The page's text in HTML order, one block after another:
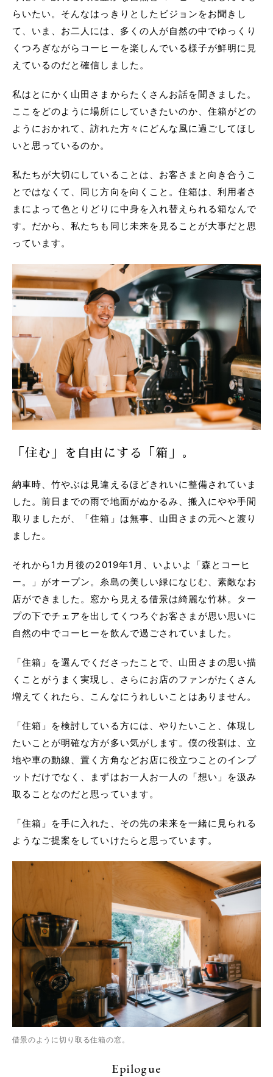
らいたい。そんなはっきりとしたビジョンをお聞きし
て、いま、お二人には、多くの人が自然の中でゆっくり
くつろぎながらコーヒーを楽しんでいる様子が鮮明に見
えているのだと確信しました。
私はとにかく山田さまからたくさんお話を聞きました。
ここをどのように場所にしていきたいのか、住箱がどの
ようにおかれて、訪れた方々にどんな風に過ごしてほし
いと思っているのか。
私たちが大切にしていることは、お客さまと向き合うこ
とではなくて、同じ方向を向くこと。住箱は、利用者さ
まによって色とりどりに中身を入れ替えられる箱なんで
す。だから、私たちも同じ未来を見ることが大事だと思
っています。
「住む」を自由にする「箱」。
納車時、竹やぶは見違えるほどきれいに整備されていま
した。前日までの雨で地面がぬかるみ、搬入にやや手間
取りましたが、「住箱」は無事、山田さまの元へと渡り
ました。
それから1カ月後の2019年1月、いよいよ「森とコーヒ
ー。」がオープン。糸島の美しい緑になじむ、素敵なお
店ができました。窓から見える借景は綺麗な竹林。ター
プの下でチェアを出してくつろぐお客さまが思い思いに
自然の中でコーヒーを飲んで過ごされていました。
「住箱」を選んでくださったことで、山田さまの思い描
くことがうまく実現し、さらにお店のファンがたくさん
増えてくれたら、こんなにうれしいことはありません。
「住箱」を検討している方には、やりたいこと、体現し
たいことが明確な方が多い気がします。僕の役割は、立
地や車の動線、置く方角などお店に役立つことのインプ
ットだけでなく、まずはお一人お一人の「想い」を汲み
取ることなのだと思っています。
「住箱」を手に入れた、その先の未来を一緒に見られる
ようなご提案をしていけたらと思っています。
借景のように切り取る住箱の窓。
Epilogue